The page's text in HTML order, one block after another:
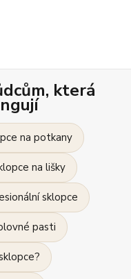
která
na potkany
na lišky
sklopce
pasti